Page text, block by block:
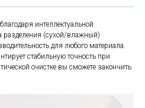
интеллектуальной
разделения (сухой/влажный)
для любого материала.
стабильную точность при
очистке вы сможете закончить